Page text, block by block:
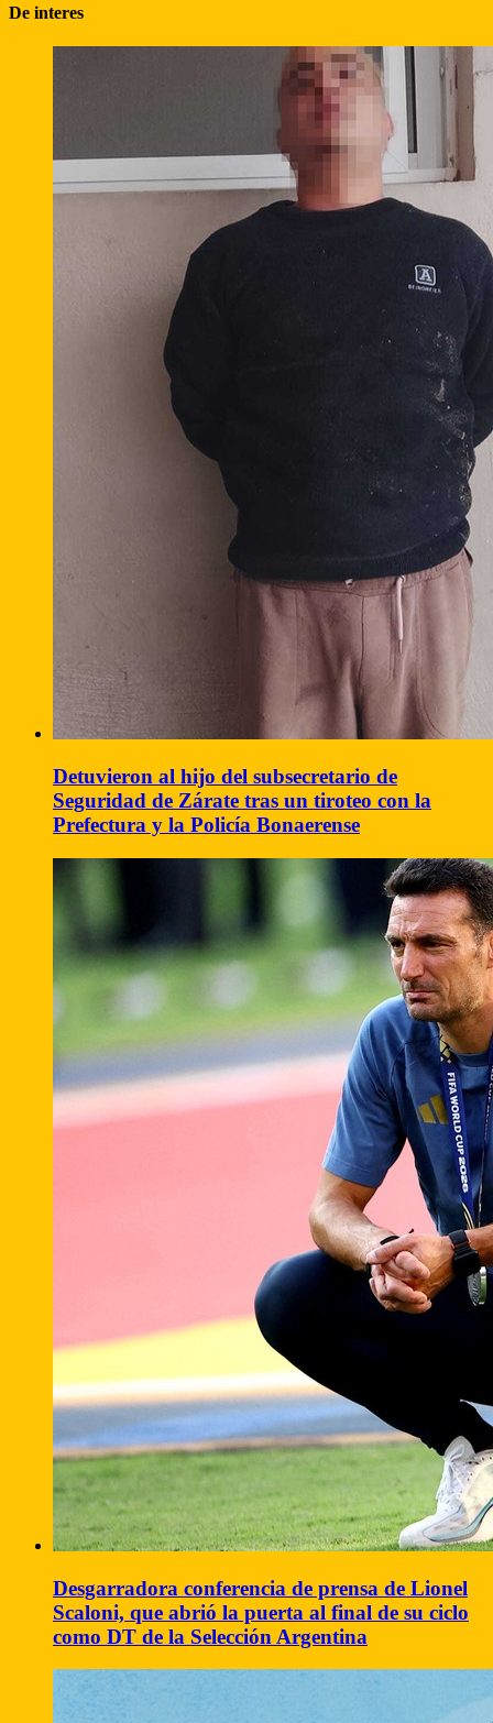
De interes
Detuvieron al hijo del subsecretario de
Seguridad de Zárate tras un tiroteo con la
Prefectura y la Policía Bonaerense
Desgarradora conferencia de prensa de Lionel
Scaloni, que abrió la puerta al final de su ciclo
como DT de la Selección Argentina